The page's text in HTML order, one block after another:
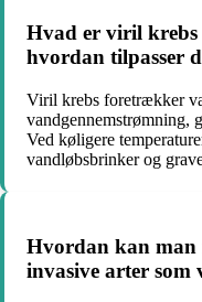
Hvad er viril krebs
hvordan tilpasser
Viril krebs foretrækker
vandgennemstrømning,
Ved køligere
vandløbsbrinker og
Hvordan kan man
invasive arter som